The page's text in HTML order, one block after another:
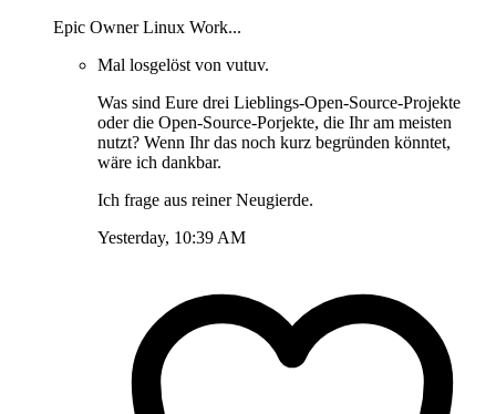
Epic Owner Linux Work...
Mal losgelöst von vutuv.
Was sind Eure drei Lieblings-Open-Source-Projekte
oder die Open-Source-Porjekte, die Ihr am meisten
nutzt? Wenn Ihr das noch kurz begründen könntet,
wäre ich dankbar.
Ich frage aus reiner Neugierde.
Yesterday, 10:39 AM